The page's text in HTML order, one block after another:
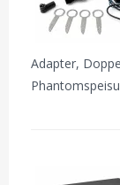
Adapter,